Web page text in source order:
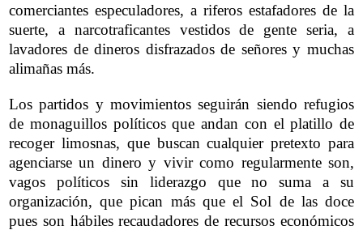
comerciantes especuladores, a riferos estafadores de la
suerte, a narcotraficantes vestidos de gente seria, a
lavadores de dineros disfrazados de señores y muchas
alimañas más.
Los partidos y movimientos seguirán siendo refugios
de monaguillos políticos que andan con el platillo de
recoger limosnas, que buscan cualquier pretexto para
agenciarse un dinero y vivir como regularmente son,
vagos políticos sin liderazgo que no suma a su
organización, que pican más que el Sol de las doce
pues son hábiles recaudadores de recursos económicos